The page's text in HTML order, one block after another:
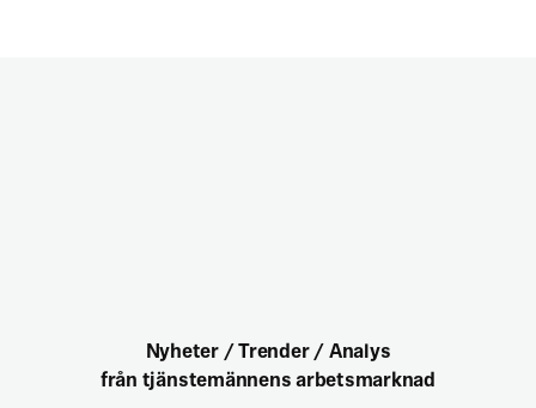
Nyheter / Trender / Analys
från tjänstemännens arbetsmarknad